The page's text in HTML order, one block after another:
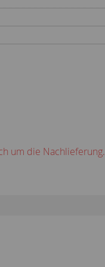
um die Nachlieferung.